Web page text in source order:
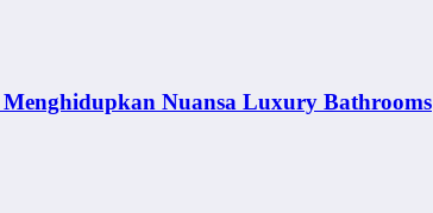
Nuansa Luxury Bathrooms